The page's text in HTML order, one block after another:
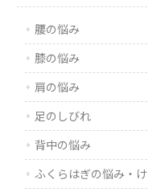
腰の悩み
膝の悩み
肩の悩み
足のしびれ
背中の悩み
ふくらはぎの悩み・